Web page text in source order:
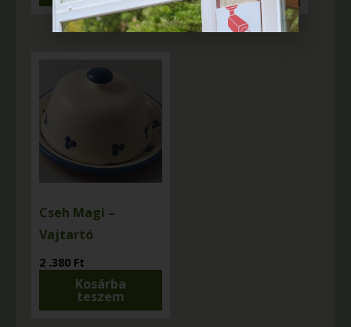
Cseh Magi –
Vajtartó
2 .380 Ft
Kosárba
teszem